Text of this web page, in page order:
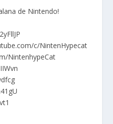
de Nintendo!
c/NintenHypecat
NintenhypeCat